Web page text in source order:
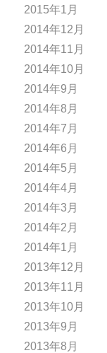
2015年1月
2014年12月
2014年11月
2014年10月
2014年9月
2014年8月
2014年7月
2014年6月
2014年5月
2014年4月
2014年3月
2014年2月
2014年1月
2013年12月
2013年11月
2013年10月
2013年9月
2013年8月